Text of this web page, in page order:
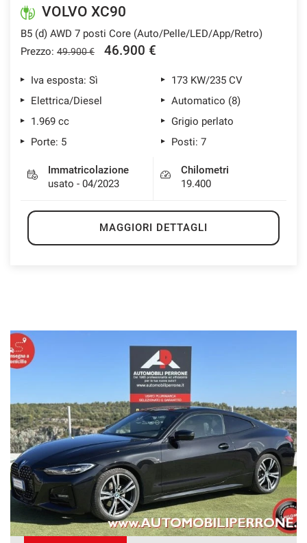
VOLVO XC90
B5 (d) AWD 7 posti Core (Auto/Pelle/LED/App/Retro)
Prezzo: 49.900 € 46.900 €
Iva esposta: Sì
173 KW/235 CV
Elettrica/Diesel
Automatico (8)
1.969 cc
Grigio perlato
Porte: 5
Posti: 7
Immatricolazione
usato - 04/2023
Chilometri
19.400
MAGGIORI DETTAGLI